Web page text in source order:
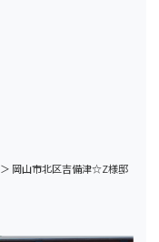
＞ 岡山市北区吉備津☆Z様邸